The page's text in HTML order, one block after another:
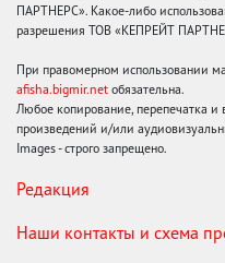
ПАРТНЕРС». Какое-либо
разрешения ТОВ «КЕПРЕЙТ
При правомерном использовании
afisha.bigmir.net обязательна.
Любое копирование, перепечатка и
произведений и/или
Images - строго запрещено.
Редакция
Наши контакты и схема